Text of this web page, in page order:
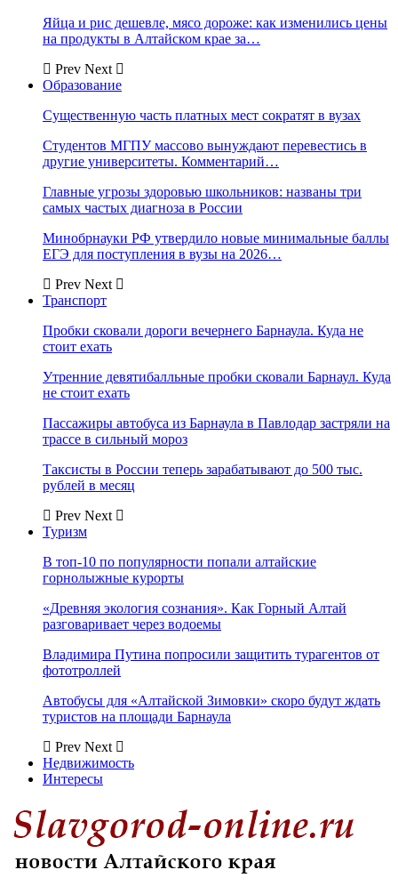
Яйца и рис дешевле, мясо дороже: как изменились цены
на продукты в Алтайском крае за…
Prev Next
Образование
Существенную часть платных мест сократят в вузах
Студентов МГПУ массово вынуждают перевестись в
другие университеты. Комментарий…
Главные угрозы здоровью школьников: названы три
самых частых диагноза в России
Минобрнауки РФ утвердило новые минимальные баллы
ЕГЭ для поступления в вузы на 2026…
Prev Next
Транспорт
Пробки сковали дороги вечернего Барнаула. Куда не
стоит ехать
Утренние девятибалльные пробки сковали Барнаул. Куда
не стоит ехать
Пассажиры автобуса из Барнаула в Павлодар застряли на
трассе в сильный мороз
Таксисты в России теперь зарабатывают до 500 тыс.
рублей в месяц
Prev Next
Туризм
В топ-10 по популярности попали алтайские
горнолыжные курорты
«Древняя экология сознания». Как Горный Алтай
разговаривает через водоемы
Владимира Путина попросили защитить турагентов от
фототроллей
Автобусы для «Алтайской Зимовки» скоро будут ждать
туристов на площади Барнаула
Prev Next
Недвижимость
Интересы